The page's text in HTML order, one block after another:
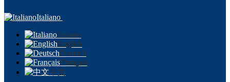
Italiano
Italiano
English
Deutsch
Français
中文